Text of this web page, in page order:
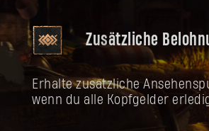
Zusätzliche
Erhalte zusätzliche
wenn du alle Kopfgelder